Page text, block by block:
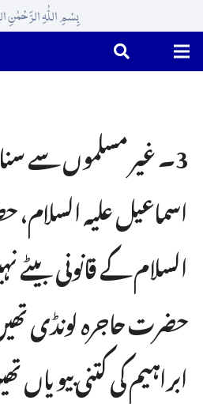
بِسْمِ اللّٰہِ الرَّحْمٰنِ
3۔ غیر مسلموں سے
اسماعیل علیہ السلام،
السلام کے قانونی بیٹے
حضرت حاجرہ لونڈی
ابراہیم کی کتنی بیویاں